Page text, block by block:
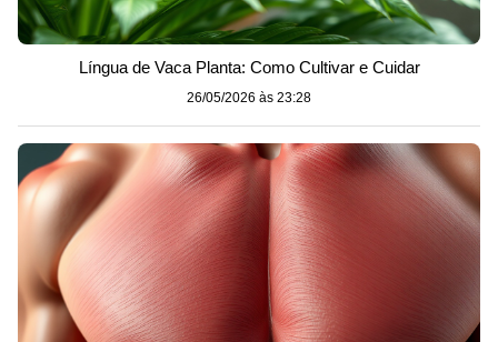
Língua de Vaca Planta: Como Cultivar e Cuidar
26/05/2026 às 23:28